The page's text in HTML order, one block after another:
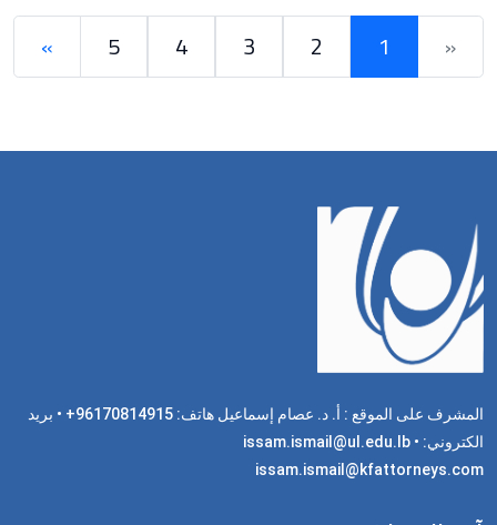
«
1
2
3
4
5
»
المشرف على الموقع : أ. د. عصام إسماعيل هاتف: 96170814915+ • بريد
الكتروني: issam.ismail@ul.edu.lb •
issam.ismail@kfattorneys.com